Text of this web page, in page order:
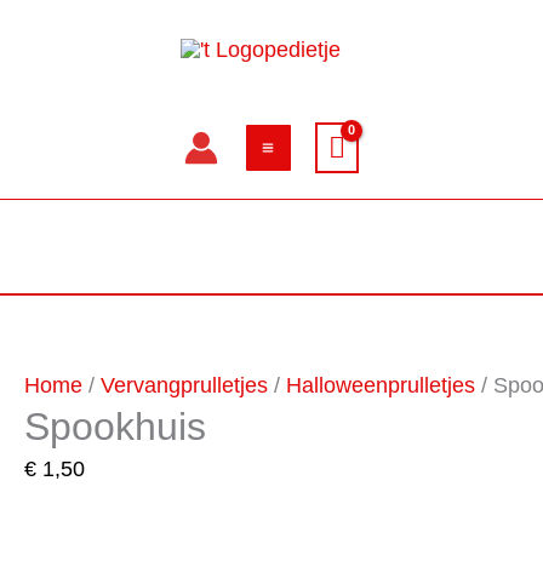
Home / Vervangprulletjes / Halloweenprulletjes /
Spookhuis
€ 1,50